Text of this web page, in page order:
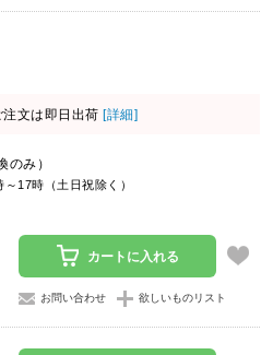
文は即日出荷 [詳細]
のみ）
～17時（土日祝除く）
カートに入れる
お問い合わせ 欲しいものリスト